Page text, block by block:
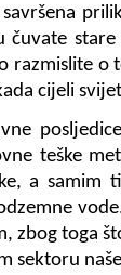
čuvate
razmislite o
cijeli
teške
a samim
zbog toga
sektoru